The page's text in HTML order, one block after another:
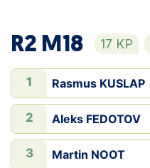
R2 M18 17 KP
1 Rasmus KUSLAP
2 Aleks FEDOTOV
3 Martin NOOT